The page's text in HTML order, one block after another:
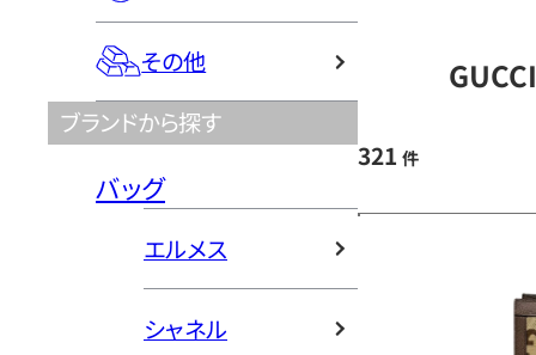
その他
ブランドから探す
バッグ
エルメス
シャネル
321 件